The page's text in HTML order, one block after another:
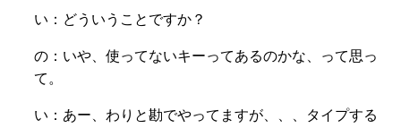
い：どういうことですか？
の：いや、使ってないキーってあるのかな、って思っ
て。
い：あー、わりと勘でやってますが、、、タイプする